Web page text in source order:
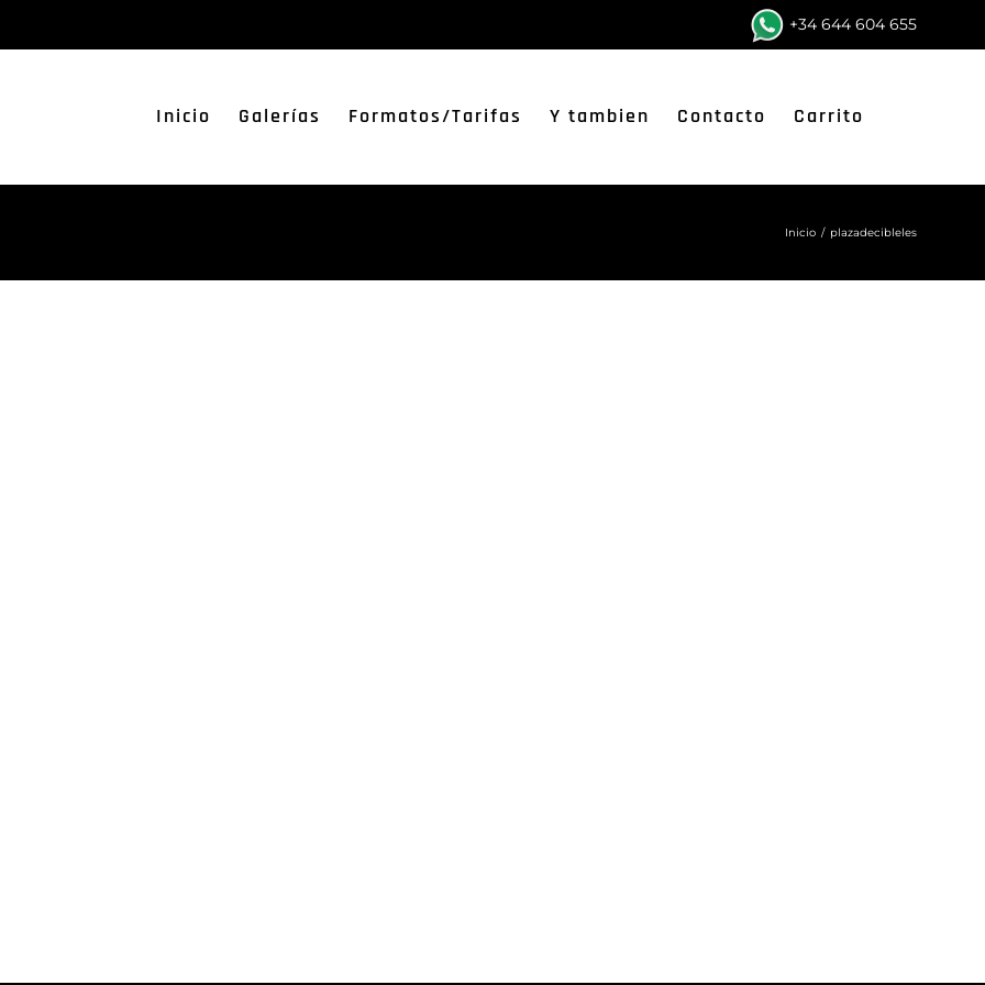
+34 644 604 655
Inicio Galerías Formatos/Tarifas Y tambien Contacto Carrito
Inicio / plazadecibleles